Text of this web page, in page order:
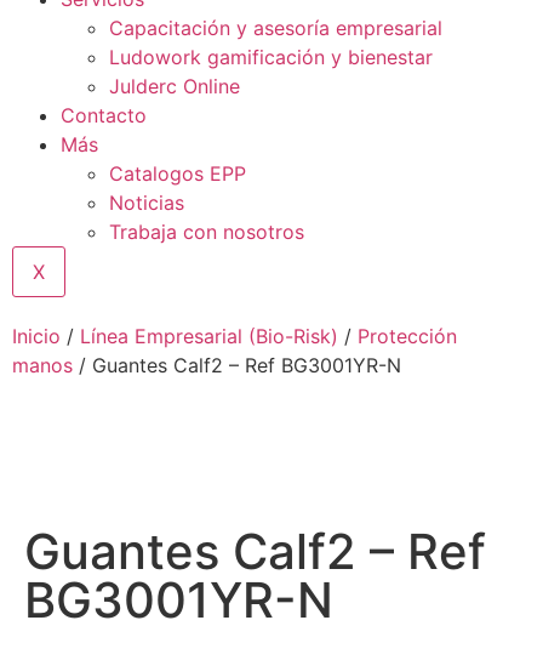
Capacitación y asesoría empresarial
Ludowork gamificación y bienestar
Julderc Online
Contacto
Más
Catalogos EPP
Noticias
Trabaja con nosotros
X
Inicio / Línea Empresarial (Bio-Risk) / Protección
manos / Guantes Calf2 – Ref BG3001YR-N
Guantes Calf2 – Ref
BG3001YR-N